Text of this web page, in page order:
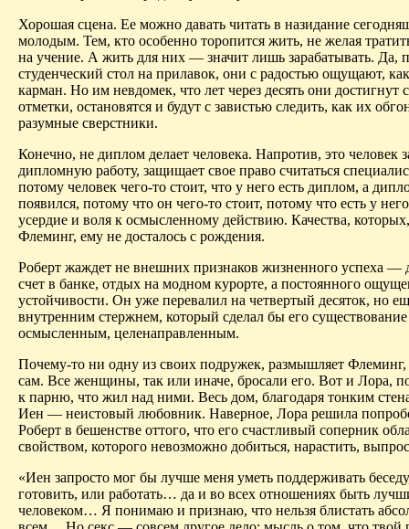
Хорошая сцена. Ее можно давать читать в назидание
молодым. Тем, кто особенно торопится жить, не желая
на учение. А жить для них — значит лишь зарабатывать. Да,
студенче­ский стол на прилавок, они с радостью ощущают,
карман. Но им невдомек, что лет через десять они достигнут
отметки, остановятся и будут с завистью следить, как их
разумные сверстники.
Конечно, не диплом делает человека. Напротив, это человек
дипломную работу, защищает свое право считаться
потому человек чего-то стоит, что у него есть диплом, а
появился, потому что он чего-то стоит, потому что есть у
усердие и воля к осмысленному действию. Качества,
Флеминг, ему не досталось с рождения.
Роберт жаждет не внешних признаков жизненного успеха
счет в банке, отдых на модном курорте, а постоянного
устойчивости. Он уже перевалил на четвертый десяток, но
внутренним стержнем, который сделал бы его существование
осмысленным, целенаправленным.
Почему-то ни одну из своих подружек, размышляет Флеминг,
сам. Все женщины, так или иначе, бросали его. Вот и Лора,
к парню, что жил над ними. Весь дом, благодаря тонким
Иен — неистовый любовник. Наверное, Лора решила
Роберт в бешенстве оттого, что его счастливый соперник
свойством, которого невозможно добиться, нарастить,
«Иен запросто мог бы лучше меня уметь поддерживать
готовить, или работать… да и во всех отношениях быть
человеком… Я понимаю и признаю, что нельзя блистать